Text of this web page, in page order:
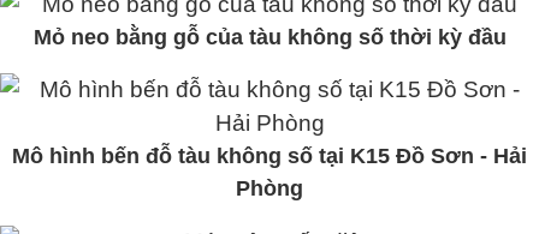
Mỏ neo bằng gỗ của tàu không số thời kỳ đầu
Mô hình bến đỗ tàu không số tại K15 Đồ Sơn - Hải
Phòng